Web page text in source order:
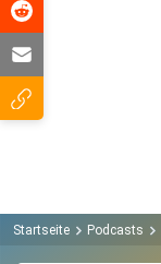
Startseite Podcasts